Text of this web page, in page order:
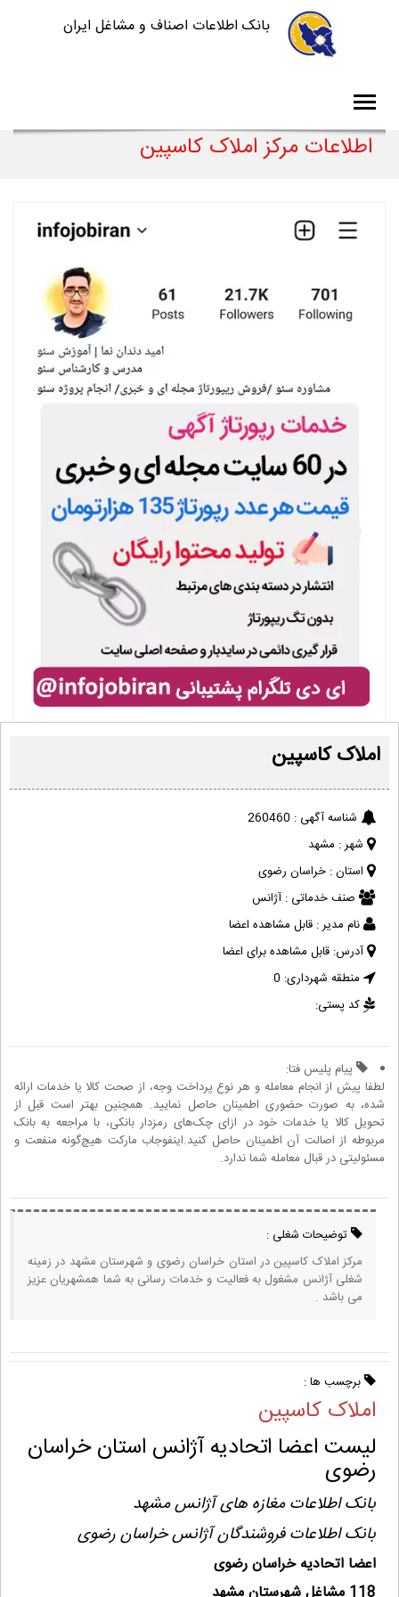
بانک اطلاعات اصناف و مشاغل ایران
اطلاعات مرکز املاک کاسپین
املاک کاسپین
شناسه آگهی : 260460
شهر : مشهد
استان : خراسان رضوی
صنف خدماتی : آژانس
نام مدیر : قابل مشاهده اعضا
آدرس: قابل مشاهده برای اعضا
منطقه شهرداری: 0
کد پستی:
پیام پلیس فتا:
لطفا پیش از انجام معامله و هر نوع پرداخت وجه، از صحت کالا یا خدمات ارائه
شده، به صورت حضوری اطمینان حاصل نمایید. همچنین بهتر است قبل از
تحویل کالا یا خدمات خود در ازای چک‌های رمزدار بانکی، با مراجعه به بانک
مربوطه از اصالت آن اطمینان حاصل کنید.اینفوجاب مارکت هیچ‌گونه منفعت و
مسئولیتی در قبال معامله شما ندارد.
توضیحات شغلی :
مرکز املاک کاسپین در استان خراسان رضوی و شهرستان مشهد در زمینه
شغلی آژانس مشغول به فعالیت و خدمات رسانی به شما همشهریان عزیز
می باشد .
برچسب ها :
املاک کاسپین
لیست اعضا اتحادیه آژانس استان خراسان
رضوی
بانک اطلاعات مغازه های آژانس مشهد
بانک اطلاعات فروشندگان آژانس خراسان رضوی
اعضا اتحادیه خراسان رضوی